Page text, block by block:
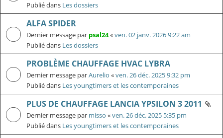
Publié dans Les dossiers
ALFA SPIDER
Dernier message par psal24«ven. 02 janv. 2026 9:22 am
Publié dans Les dossiers
PROBLÈME CHAUFFAGE HVAC LYBRA
Dernier message parAurelio «ven. 26 déc. 2025 9:32 pm
Publié dans Les youngtimers et les contemporaines
PLUS DE CHAUFFAGE LANCIA YPSILON 3 2011
Dernier message par misso «ven. 26 déc. 2025 5:35 pm
Publié dans Les youngtimers et les contemporaines